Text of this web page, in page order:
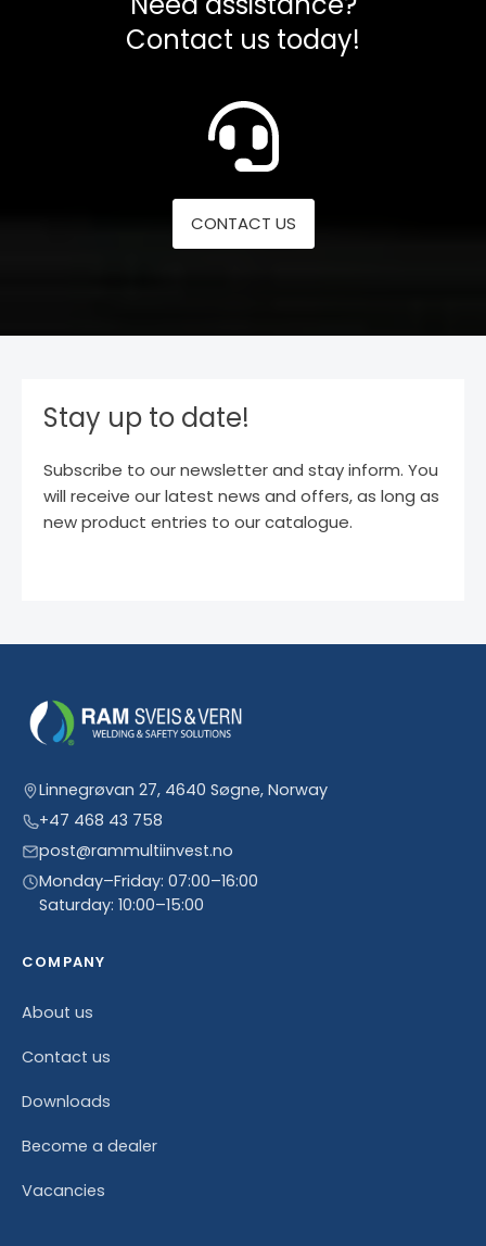
Contact us today!
CONTACT US
Stay up to date!
Subscribe to our newsletter and stay inform. You
will receive our latest news and offers, as long as
new product entries to our catalogue.
Linnegrøvan 27, 4640 Søgne, Norway
+47 468 43 758
post@rammultiinvest.no
Monday–Friday: 07:00–16:00
Saturday: 10:00–15:00
COMPANY
About us
Contact us
Downloads
Become a dealer
Vacancies